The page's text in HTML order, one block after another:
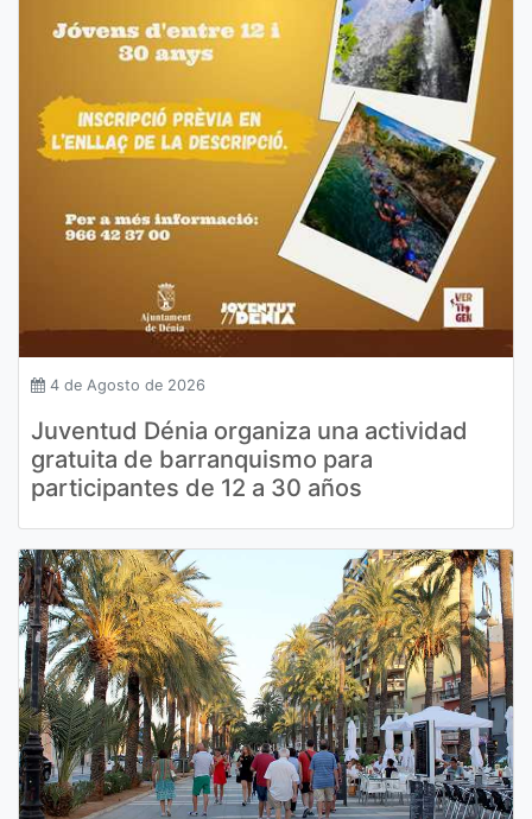
4 de Agosto de 2026
Juventud Dénia organiza una actividad
gratuita de barranquismo para
participantes de 12 a 30 años